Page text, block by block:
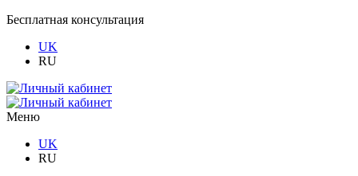
Бесплатная консультация
UK
RU
Меню
UK
RU